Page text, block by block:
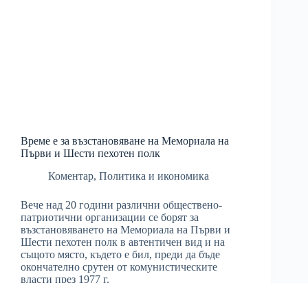
Време е за възстановяване на Мемориала на
Първи и Шести пехотен полк
Коментар, Политика и икономика
Вече над 20 години различни обществено-
патриотични организации се борят за
възстановяването на Мемориала на Първи и
Шести пехотен полк в автентичен вид и на
същото място, където е бил, преди да бъде
окончателно срутен от комунистическите
власти през 1977 г.